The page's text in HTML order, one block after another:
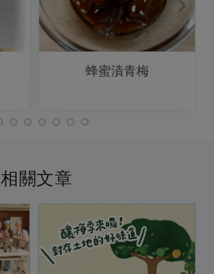
蜂蜜漬青梅
相關文章